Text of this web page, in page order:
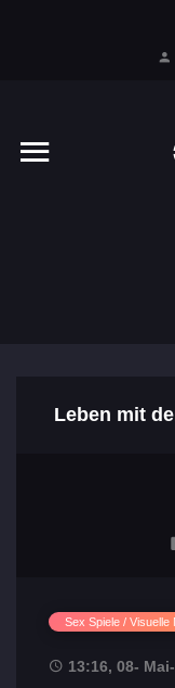
Leben mit
Sex Spiele / Visuelle
13:16, 08-